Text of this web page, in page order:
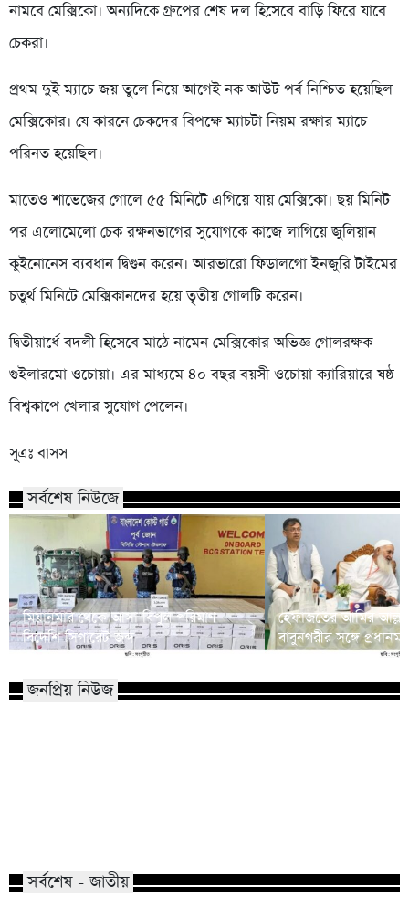
নামবে মেক্সিকো। অন্যদিকে গ্রুপের শেষ দল হিসেবে বাড়ি ফিরে যাবে
চেকরা।
প্রথম দুই ম্যাচে জয় তুলে নিয়ে আগেই নক আউট পর্ব নিশ্চিত হয়েছিল
মেক্সিকোর। যে কারনে চেকদের বিপক্ষে ম্যাচটা নিয়ম রক্ষার ম্যাচে
পরিনত হয়েছিল।
মাতেও শাভেজের গোলে ৫৫ মিনিটে এগিয়ে যায় মেক্সিকো। ছয় মিনিট
পর এলোমেলো চেক রক্ষনভাগের সুযোগকে কাজে লাগিয়ে জুলিয়ান
কুইনোনেস ব্যবধান দ্বিগুন করেন। আরভারো ফিডালগো ইনজুরি টাইমের
চতুর্থ মিনিটে মেক্সিকানদের হয়ে তৃতীয় গোলটি করেন।
দ্বিতীয়ার্ধে বদলী হিসেবে মাঠে নামেন মেক্সিকোর অভিজ্ঞ গোলরক্ষক
গুইলারমো ওচোয়া। এর মাধ্যমে ৪০ বছর বয়সী ওচোয়া ক্যারিয়ারে ষষ্ঠ
বিশ্বকাপে খেলার সুযোগ পেলেন।
সূত্রঃ বাসস
সর্বশেষ নিউজে
মিয়ানমার থেকে আসা বিপুল পরিমাণ
বিদেশি সিগারেট জব্দ
হেফাজতের আমির
বাবুনগরীর সঙ্গে
জনপ্রিয় নিউজ
সর্বশেষ - জাতীয়